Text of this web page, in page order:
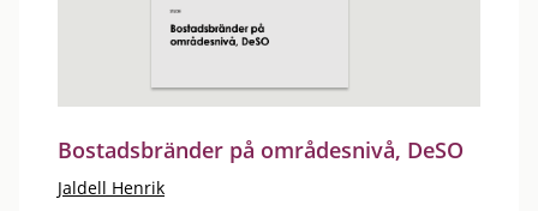
Bostadsbränder på områdesnivå, DeSO
Jaldell Henrik